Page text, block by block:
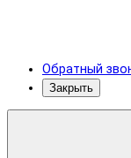
Обратный
Закрыть